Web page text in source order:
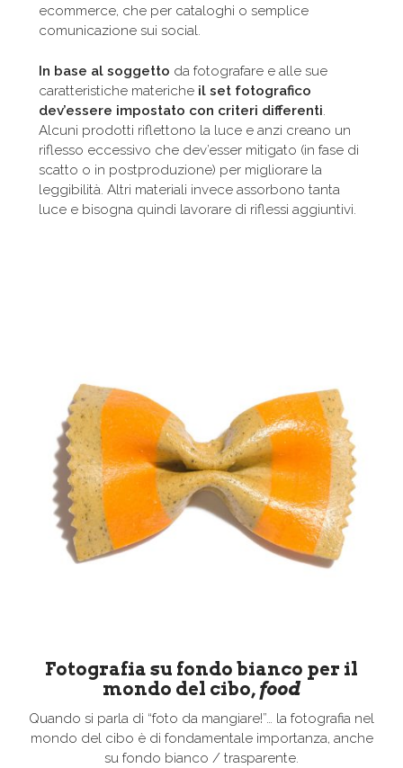
ecommerce, che per cataloghi o semplice
comunicazione sui social.
In base al soggetto da fotografare e alle sue
caratteristiche materiche il set fotografico
dev’essere impostato con criteri differenti
Alcuni prodotti riflettono la luce e anzi creano un
riflesso eccessivo che dev’esser mitigato (in fase di
scatto o in postproduzione) per migliorare la
leggibilità. Altri materiali invece assorbono tanta
luce e bisogna quindi lavorare di riflessi aggiuntivi.
Fotografia su fondo bianco per il
mondo del cibo, food
Quando si parla di “foto da mangiare!”… la fotografia nel
mondo del cibo è di fondamentale importanza, anche
su fondo bianco / trasparente.